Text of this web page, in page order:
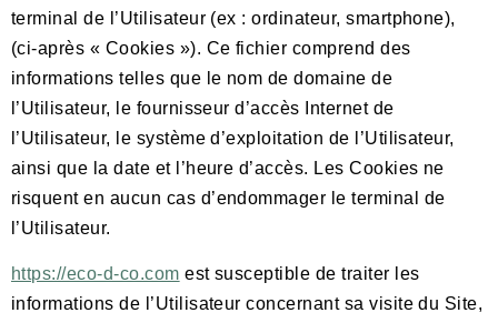
terminal de l’Utilisateur (ex : ordinateur, smartphone),
(ci-après « Cookies »). Ce fichier comprend des
informations telles que le nom de domaine de
l’Utilisateur, le fournisseur d’accès Internet de
l’Utilisateur, le système d’exploitation de l’Utilisateur,
ainsi que la date et l’heure d’accès. Les Cookies ne
risquent en aucun cas d’endommager le terminal de
l’Utilisateur.
https://eco-d-co.com est susceptible de traiter les
informations de l’Utilisateur concernant sa visite du Site,